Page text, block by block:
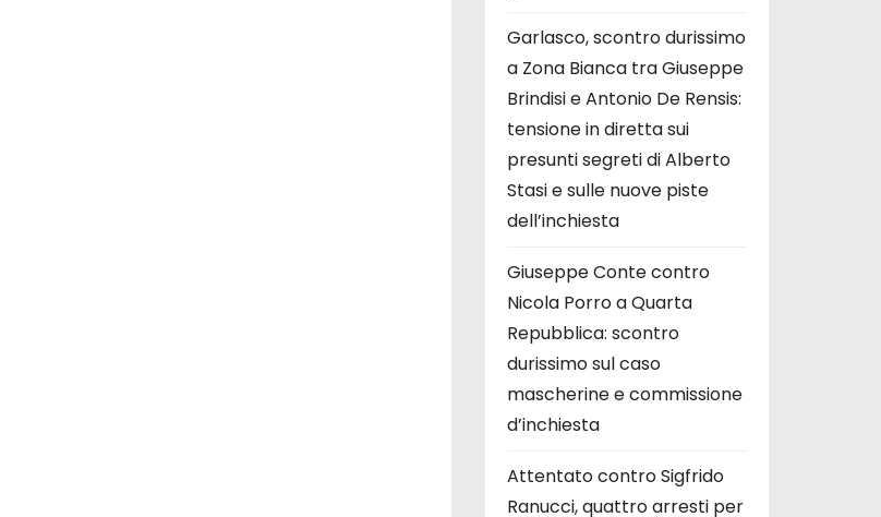
Garlasco, scontro durissimo
a Zona Bianca tra Giuseppe
Brindisi e Antonio De Rensis:
tensione in diretta sui
presunti segreti di Alberto
Stasi e sulle nuove piste
dell’inchiesta
Giuseppe Conte contro
Nicola Porro a Quarta
Repubblica: scontro
durissimo sul caso
mascherine e commissione
d’inchiesta
Attentato contro Sigfrido
Ranucci, quattro arresti per